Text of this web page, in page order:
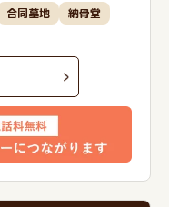
合同墓地
納骨堂